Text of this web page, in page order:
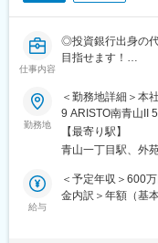
仕事内容
◎投資銀行出身の
目指せます！
■業務概要：
お客様の資産形成
資産形成の最大化
をします。ライフ
資産ポートフォリ
ルディレクション
勤務地
＜勤務地詳細＞本
9 ARISTO南青山
【最寄り駅】
青山一丁目駅、外
給与
＜予定年収＞600
金内訳＞年額（基